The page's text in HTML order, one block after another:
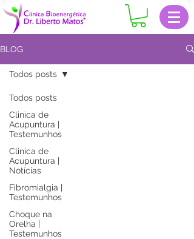
BLOG
Todos posts
Clinica de
Acupuntura |
Testemunhos
Clinica de
Acupuntura |
Notícias
Fibromialgia |
Testemunhos
Choque na
Orelha |
Testemunhos
Todos posts